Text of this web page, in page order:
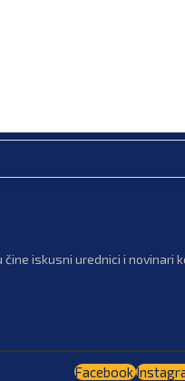
iskusni urednici i
Facebook